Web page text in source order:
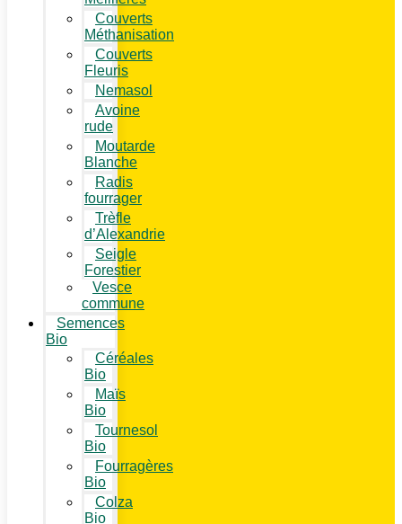
Couverts
Méthanisation
Couverts
Fleuris
Nemasol
Avoine
rude
Moutarde
Blanche
Radis
fourrager
Trèfle
d’Alexandrie
Seigle
Forestier
Vesce
commune
Semences
Bio
Céréales
Bio
Maïs
Bio
Tournesol
Bio
Fourragères
Bio
Colza
Bio